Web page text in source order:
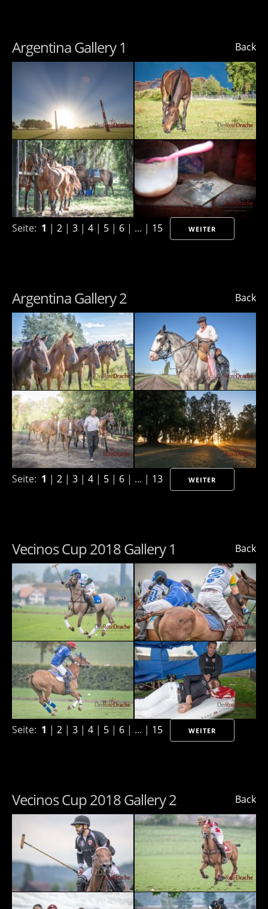
Back
Argentina Gallery 1
Seite: 1 | 2 | 3 | 4 | 5 | 6 | ... | 15 WEITER
Back
Argentina Gallery 2
Seite: 1 | 2 | 3 | 4 | 5 | 6 | ... | 13 WEITER
Back
Vecinos Cup 2018 Gallery 1
Seite: 1 | 2 | 3 | 4 | 5 | 6 | ... | 15 WEITER
Back
Vecinos Cup 2018 Gallery 2